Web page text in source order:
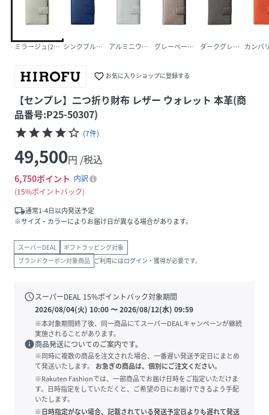
ミラージュ(210) シンクブルー(094)アルミニウム(106)グレーベージュ(111)ダークグレー(115)カンパ
favorite_border お気に入りショップに登録する
【センプレ】二つ折り財布 レザー ウォレット 本革(商
品番号:P25-50307)
starstarstarstarstar_border (7件)
49,500円 /税込
6,750ポイント 内訳
15%ポイントバック
local_shipping通常1-4日以内発送予定
※サイズ・カラーによりお届け日が異なる場合があります。
スーパーDEAL
ギフトラッピング対象
ブランドクーポン対象商品 ご利用にはログイン ・獲得が必要です。
scheduleスーパーDEAL 15%ポイントバック対象期間
2026/08/04(火) 10:00〜2026/08/12(水) 09:59
※本対象期間終了後、同一商品にてスーパーDEALキャンペーンが継続
実施されることがあります。
info商品発送についてのご案内です。
※同時に複数の商品を注文された場合、一番遅い発送予定日にまとめ
て発送いたします。
お急ぎの商品は、個別にご注文ください。
※Rakuten Fashionでは、一部商品でお届け日時をご指定いただけま
す。日時指定をしていただくと、ご希望の日にお届けできるよう手配
いたします。
※日時指定がない場合、記載されている発送予定日よりも遅れて発送